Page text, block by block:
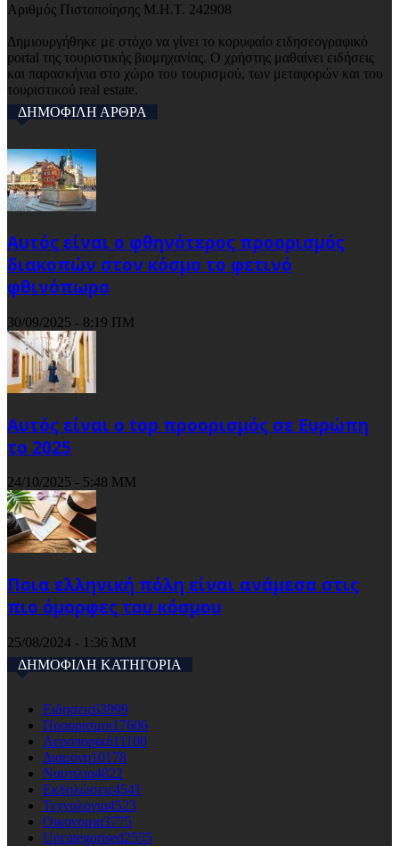
Αριθμός Πιστοποίησης Μ.Η.Τ. 242908
Δημιουργήθηκε με στόχο να γίνει το κορυφαίο ειδησεογραφικό
portal της τουριστικής βιομηχανίας. Ο χρήστης μαθαίνει ειδήσεις
και παρασκήνια στο χώρο του τουρισμού, των μεταφορών και του
τουριστικού real estate.
ΔΗΜΟΦΙΛΗ ΑΡΘΡΑ
Αυτός είναι ο φθηνότερος προορισμός
διακοπών στον κόσμο το φετινό
φθινόπωρο
30/09/2025 - 8:19 ΠΜ
Αυτός είναι ο top προορισμός σε Ευρώπη
το 2025
24/10/2025 - 5:48 ΜΜ
Ποια ελληνική πόλη είναι ανάμεσα στις
πιο όμορφες του κόσμου
25/08/2024 - 1:36 ΜΜ
ΔΗΜΟΦΙΛΗ ΚΑΤΗΓΟΡΙΑ
Ειδησεις63999
Προορισμοι17606
Αεροπορικά11100
Διαμονη10178
Ναυτιλια4822
Εκδηλώσεις4541
Τεχνολογια4523
Οικονομια3775
Uncategorised2555